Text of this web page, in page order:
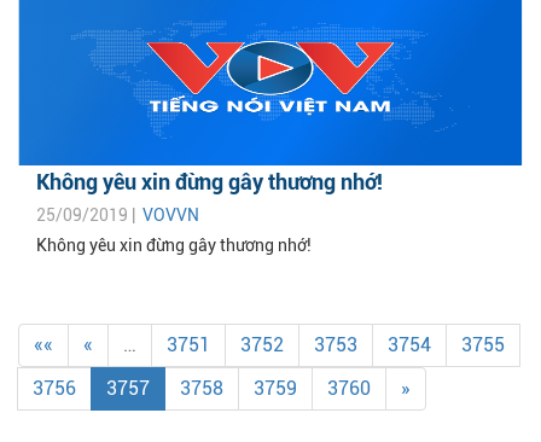
Không yêu xin đừng gây thương nhớ!
25/09/2019 | VOVVN
Không yêu xin đừng gây thương nhớ!
«« « … 3751 3752 3753 3754
3755
3756
3757 3758 3759 3760 »